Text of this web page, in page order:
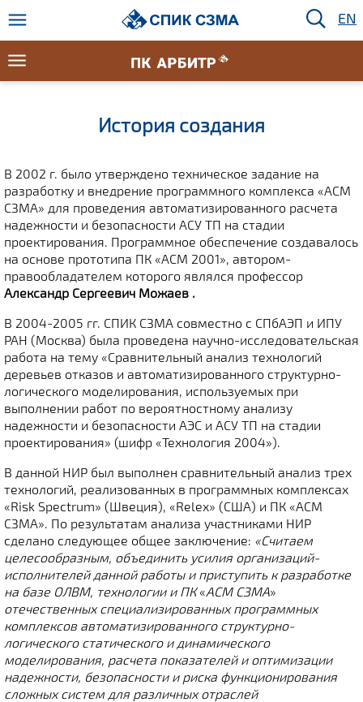
EN
История создания
В 2002 г. было утверждено техническое задание на
разработку и внедрение программного комплекса «АСМ
СЗМА» для проведения автоматизированного расчета
надежности и безопасности АСУ ТП на стадии
проектирования. Программное обеспечение создавалось
на основе прототипа ПК «АСМ 2001», автором-
правообладателем которого являлся профессор
Александр Сергеевич Можаев .
В 2004-2005 гг. СПИК СЗМА совместно с СПбАЭП и ИПУ
РАН (Москва) была проведена научно-исследовательская
работа на тему «Сравнительный анализ технологий
деревьев отказов и автоматизированного структурно-
логического моделирования, используемых при
выполнении работ по вероятностному анализу
надежности и безопасности АЭС и АСУ ТП на стадии
проектирования» (шифр «Технология 2004»).
В данной НИР был выполнен сравнительный анализ трех
технологий, реализованных в программных комплексах
«Risk Spectrum» (Швеция), «Relex» (США) и ПК «АСМ
СЗМА». По результатам анализа участниками НИР
сделано следующее общее заключение: «Считаем
целесообразным, объединить усилия организаций-
исполнителей данной работы и приступить к разработке
на базе ОЛВМ, технологии и ПК«АСМ СЗМА»
отечественных специализированных программных
комплексов автоматизированного структурно-
логического статического и динамического
моделирования, расчета показателей и оптимизации
надежности, безопасности и риска функционирования
сложных систем для различных отраслей